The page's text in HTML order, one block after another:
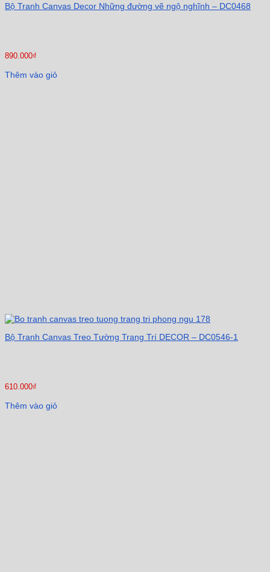
Bộ Tranh Canvas Decor Những đường vẽ ngộ nghĩnh – DC0468
890.000₫
Thêm vào giỏ
Bộ Tranh Canvas Treo Tường Trang Trí DECOR – DC0546-1
610.000₫
Thêm vào giỏ